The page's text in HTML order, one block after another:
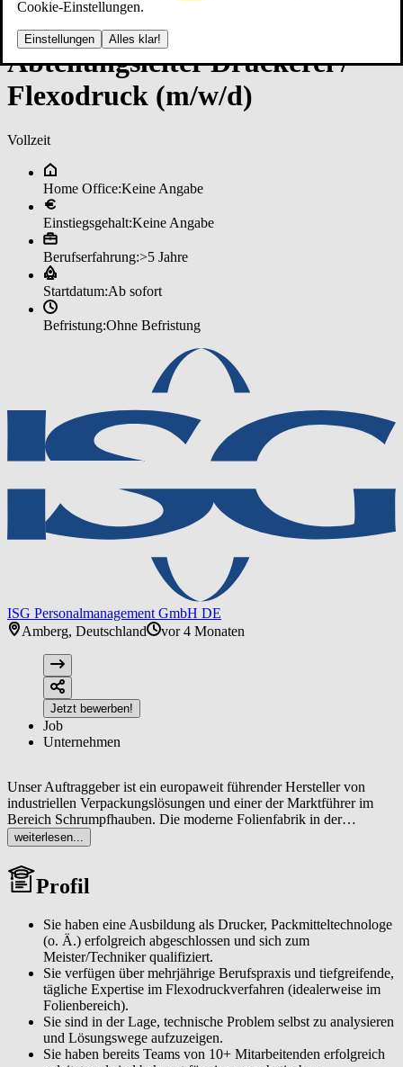
Cookie-Einstellungen.
Einstellungen Alles klar!
Ab­tei­lungs­lei­ter ­Dru­cke­rei /
Flexo­druck (m/w/d)
Vollzeit
Home Office:Keine Angabe
Einstiegsgehalt:Keine Angabe
Berufserfahrung:>5 Jahre
Startdatum:Ab sofort
Befristung:Ohne Befristung
ISG Personalmanagement GmbH DE
Amberg, Deutschland
vor 4 Monaten
Jetzt bewerben!
Job
Unternehmen
Unser Auftraggeber ist ein europaweit führender Hersteller von
industriellen Verpackungslösungen und einer der Marktführer im
Bereich Schrumpfhauben. Die moderne Folienfabrik in der
Oberpfalz (Raum Amberg/Schwandorf/Nürnberg) beliefert
namhafte Kunden aus der Baustoff-, Chemie- und Logistikbranche
mit hochqualitativen Mono- und Mehrschichtfolien. Für die
Produkte ist der hochwertige Foliendruck ein entscheidendes
individuelle Gestaltungsmöglichkeiten und eine herausragende
Druckqualität zu bieten. Die Position bietet Ihnen die Chance, Ihre
jahrelange Expertise im Druckbereich voll einzubringen, Prozesse
neu zu justieren und Ihr Team mit Empathie und Tatkraft zum Erfolg
zu führen.
weiterlesen...
Profil
Sie haben eine Ausbildung als Drucker, Packmitteltechnologe
(o. Ä.) erfolgreich abgeschlossen und sich zum
Meister/Techniker qualifiziert.
Sie verfügen über mehrjährige Berufspraxis und tiefgreifende,
tägliche Expertise im Flexodruckverfahren (idealerweise im
Folienbereich).
Sie sind in der Lage, technische Problem selbst zu analysieren
und Lösungswege aufzuzeigen.
Sie haben bereits Teams von 10+ Mitarbeitenden erfolgreich